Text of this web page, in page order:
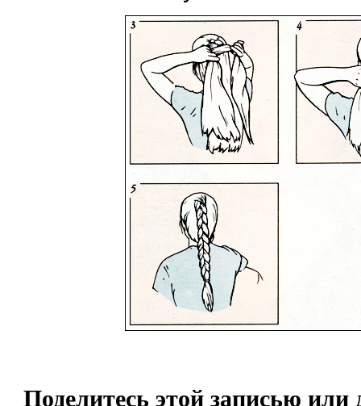
Поделитесь этой записью или